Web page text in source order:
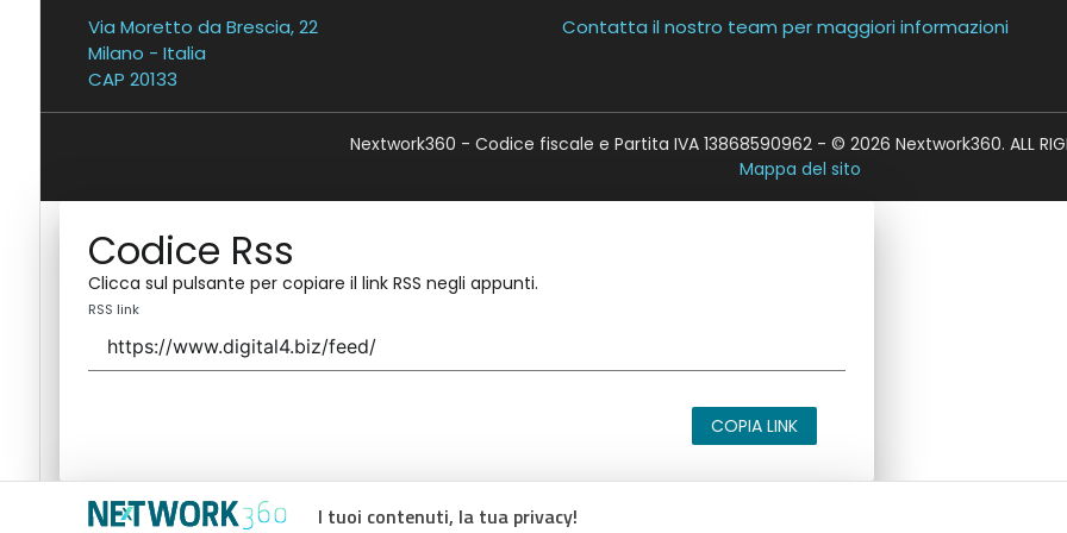
I tuoi contenuti, la tua privacy!
Via Moretto da Brescia, 22
Milano - Italia
CAP 20133
Contatta il nostro team per maggiori informazioni
Nextwork360 - Codice fiscale e Partita IVA 13868590962 - © 2026 Nextwork360. ALL
Mappa del sito
Codice Rss
Clicca sul pulsante per copiare il link RSS negli appunti.
RSS link
COPIA LINK